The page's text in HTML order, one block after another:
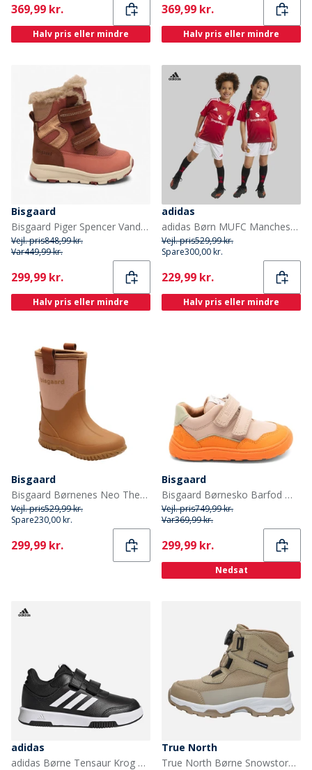
Current
369,99 kr.
Halv pris eller mindre
Current
369,99 kr.
Halv pris eller mindre
Bisgaard
Bisgaard Piger Spencer Vandtætte Tex Støvler Rose
Vejl. pris848,99 kr.
Var449,99 kr.
Current
299,99 kr.
Halv pris eller mindre
adidas
adidas Børn MUFC Manchester United 24/25 Hjemme Mini Sæt Mufc Red
Vejl. pris529,99 kr.
Spare300,00 kr.
Current
229,99 kr.
Halv pris eller mindre
Bisgaard
Bisgaard Børnenes Neo Thermo Gummistøvler Nud
Vejl. pris529,99 kr.
Spare230,00 kr.
Current
299,99 kr.
Bisgaard
Bisgaard Børnesko Barfod Morten Orange
Vejl. pris749,99 kr.
Var369,99 kr.
Current
299,99 kr.
Nedsat
adidas
adidas Børne Tensaur Krog Og Løkke Velcro Træningssko Core Black/Cloud White/Core Black
True North
True North Børne Snowstorm Sko Sand